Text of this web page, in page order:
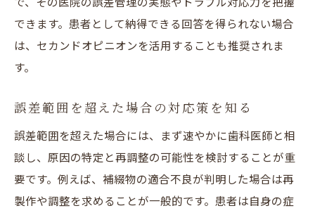
できます。患者として納得できる回答を得られない場合
は、セカンドオピニオンを活用することも推奨されま
す。
誤差範囲を超えた場合の対応策を知る
誤差範囲を超えた場合には、まず速やかに歯科医師と相
談し、原因の特定と再調整の可能性を検討することが重
要です。例えば、補綴物の適合不良が判明した場合は再
製作や調整を求めることが一般的です。患者は自身の症